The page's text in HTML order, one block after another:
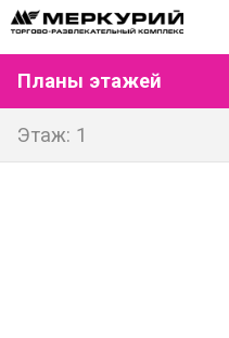
Планы этажей
Этаж: 1